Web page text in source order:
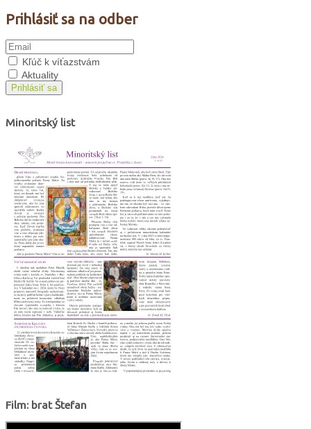
Prihlásiť sa na odber
Kľúč k víťazstvám
Aktuality
Prihlásiť sa
Minoritský list
Film: brat Štefan